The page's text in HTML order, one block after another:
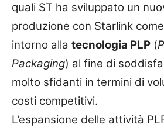
quali ST ha sviluppato un
produzione con Starlink
intorno alla tecnologia PLP (
Packaging) al fine di
molto sfidanti in termini di
costi competitivi.
L’espansione delle attività